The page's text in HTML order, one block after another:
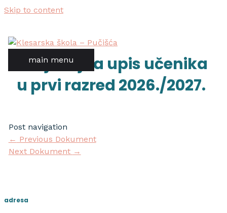
Skip to content
main menu
natječaj za upis učenika
u prvi razred 2026./2027.
Post navigation
← Previous Dokument
Next Dokument →
adresa